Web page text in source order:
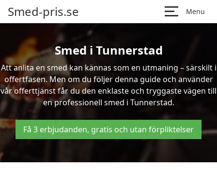
Smed-pris.se Menu
Smed i Tunnerstad
Att anlita en smed kan kännas som en utmaning – särskilt i
offertfasen. Men om du följer denna guide och använder
vår offerttjänst får du den enklaste och tryggaste vägen till
en professionell smed i Tunnerstad.
Få 3 erbjudanden, gratis och utan förpliktelser